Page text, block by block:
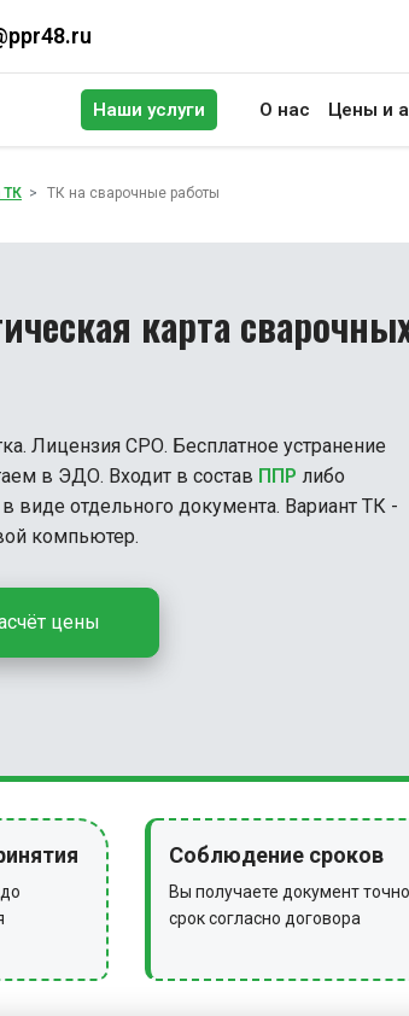
Наши услуги О нас Цены и
ТК ТК на сварочные работы
карта
Лицензия СРО. Бесплатное устранение
в ЭДО. Входит в состав ППР либо
виде отдельного документа. Вариант ТК -
компьютер.
цены
Соблюдение сроков
Вы получаете документ
срок согласно договора
Поиск